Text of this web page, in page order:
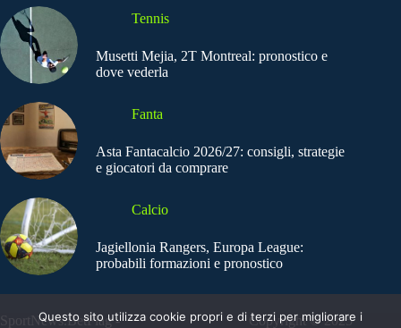
Tennis
Musetti Mejia, 2T Montreal: pronostico e
dove vederla
Fanta
Asta Fantacalcio 2026/27: consigli, strategie
e giocatori da comprare
Calcio
Jagiellonia Rangers, Europa League:
probabili formazioni e pronostico
SportNews.BetFlag - Copyright © 2025
Questo sito utilizza cookie propri e di terzi per migliorare i